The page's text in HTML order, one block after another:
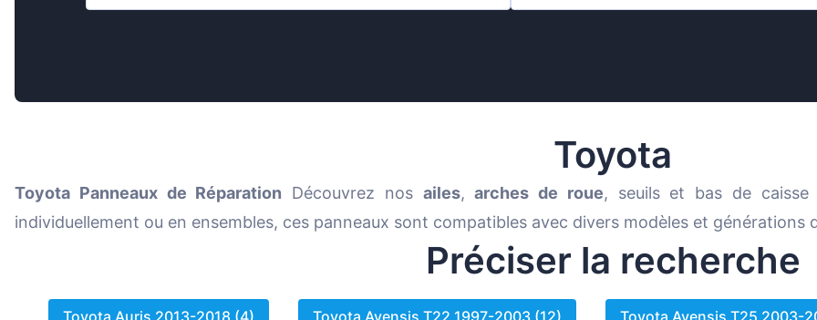
Hyundai
Mazda
Mercedes-Benz
Opel Vauxhall
Toyota
Toyota Panneaux de Réparation Découvrez nos ailes,arches de roue, seuils et bas de caisse
individuellement ou en ensembles, ces panneaux sont compatibles avec divers modèles et générations
Préciser la recherche